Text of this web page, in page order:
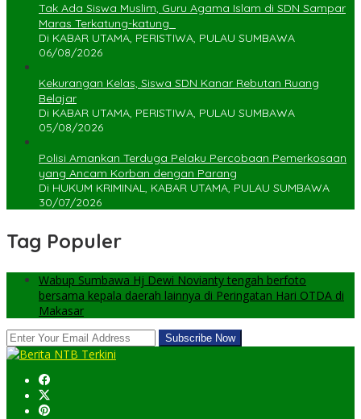
Tak Ada Siswa Muslim, Guru Agama Islam di SDN Sampar
Maras Terkatung-katung ‎
Di KABAR UTAMA, PERISTIWA, PULAU SUMBAWA
06/08/2026
Kekurangan Kelas, Siswa SDN Kanar Rebutan Ruang
Belajar
Di KABAR UTAMA, PERISTIWA, PULAU SUMBAWA
05/08/2026
Polisi Amankan Terduga Pelaku Percobaan Pemerkosaan
yang Ancam Korban dengan Parang
Di HUKUM KRIMINAL, KABAR UTAMA, PULAU SUMBAWA
30/07/2026
Tag Populer
Wabup Sumbawa Hj Dewi Novianty tengah berfoto
bersama kepala daerah lainnya di Peringatan Hari OTDA di
Makasar